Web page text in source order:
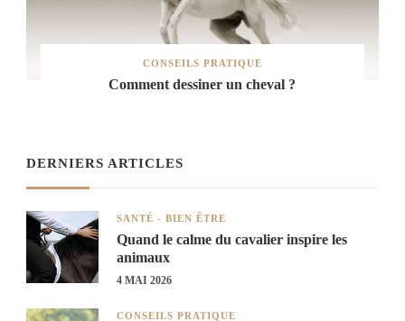
CONSEILS PRATIQUE
Comment dessiner un cheval ?
DERNIERS ARTICLES
SANTÉ - BIEN ÊTRE
Quand le calme du cavalier inspire les
animaux
4 MAI 2026
CONSEILS PRATIQUE